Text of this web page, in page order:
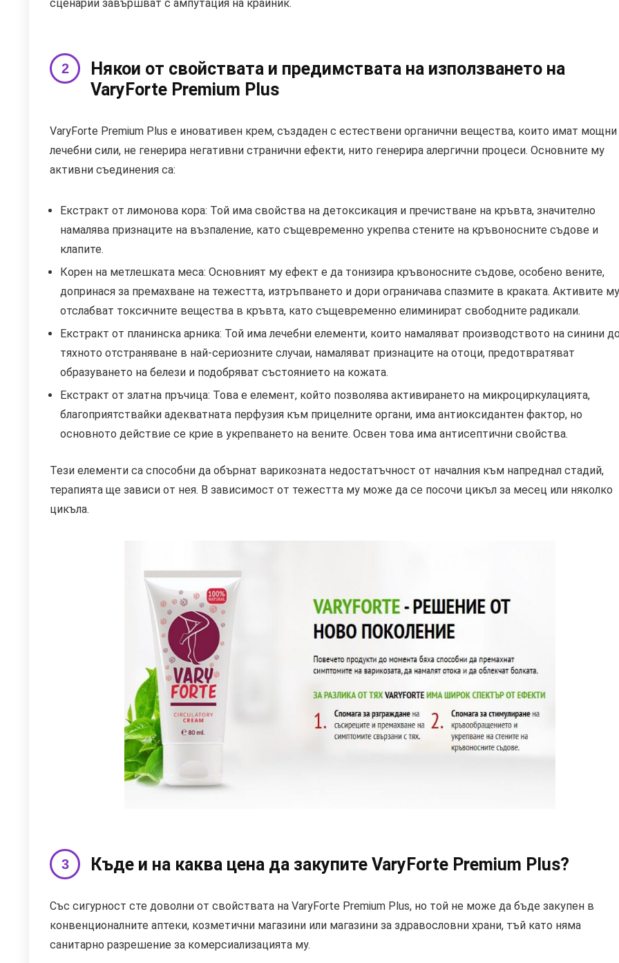
сценарии завършват с ампутация на крайник.
Някои от свойствата и предимствата на използването на
VaryForte Premium Plus
VaryForte Premium Plus е иновативен крем, създаден с естествени органични вещества, които имат мощни
лечебни сили, не генерира негативни странични ефекти, нито генерира алергични процеси. Основните му
активни съединения са:
Екстракт от лимонова кора: Той има свойства на детоксикация и пречистване на кръвта, значително
намалява признаците на възпаление, като същевременно укрепва стените на кръвоносните съдове и
клапите.
Корен на метлешката меса: Основният му ефект е да тонизира кръвоносните съдове, особено вените,
допринася за премахване на тежестта, изтръпването и дори ограничава спазмите в краката. Активите му
отслабват токсичните вещества в кръвта, като същевременно елиминират свободните радикали.
Екстракт от планинска арника: Той има лечебни елементи, които намаляват производството на синини
тяхното отстраняване в най-сериозните случаи, намаляват признаците на отоци, предотвратяват
образуването на белези и подобряват състоянието на кожата.
Екстракт от златна пръчица: Това е елемент, който позволява активирането на микроциркулацията,
благоприятствайки адекватната перфузия към прицелните органи, има антиоксидантен фактор, но
основното действие се крие в укрепването на вените. Освен това има антисептични свойства.
Тези елементи са способни да обърнат варикозната недостатъчност от началния към напреднал стадий,
терапията ще зависи от нея. В зависимост от тежестта му може да се посочи цикъл за месец или няколко
цикъла.
Къде и на каква цена да закупите VaryForte Premium Plus?
Със сигурност сте доволни от свойствата на VaryForte Premium Plus, но той не може да бъде закупен в
конвенционалните аптеки, козметични магазини или магазини за здравословни храни, тъй като няма
санитарно разрешение за комерсиализацията му.